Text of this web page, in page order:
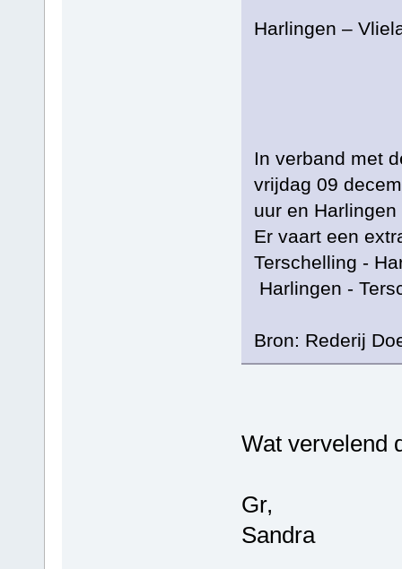
Harlingen –
In verband met
vrijdag 09
uur en
Er vaart een
Terschelling -
Harlingen -
Bron: Rederij
Wat vervelend
Gr,
Sandra